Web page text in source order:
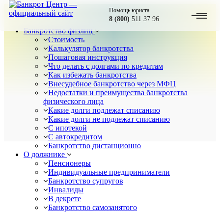
Помощь юриста
8 (800) 511 37 96
Банкротство физлиц
Стоимость
Калькулятор банкротства
Пошаговая инструкция
Что делать с долгами по кредитам
Как избежать банкротства
Внесудебное банкротство через МФЦ
Недостатки и преимущества банкротства
физического лица
Какие долги подлежат списанию
Какие долги не подлежат списанию
С ипотекой
С автокредитом
Банкротство дистанционно
О должнике
Пенсионеры
Индивидуальные предприниматели
Банкротство супругов
Инвалиды
В декрете
Банкротство самозанятого